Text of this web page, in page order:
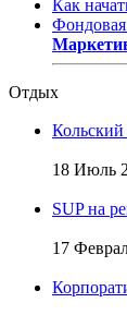
Как
Отдых
Кольский
18 Июль
SUP на
17